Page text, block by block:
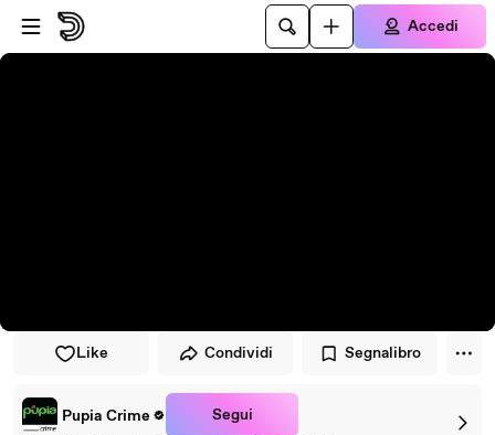
Vai al lettore
Passa al contenuto principale
Accedi
Like Condividi Segnalibro
Pupia Crime Segui